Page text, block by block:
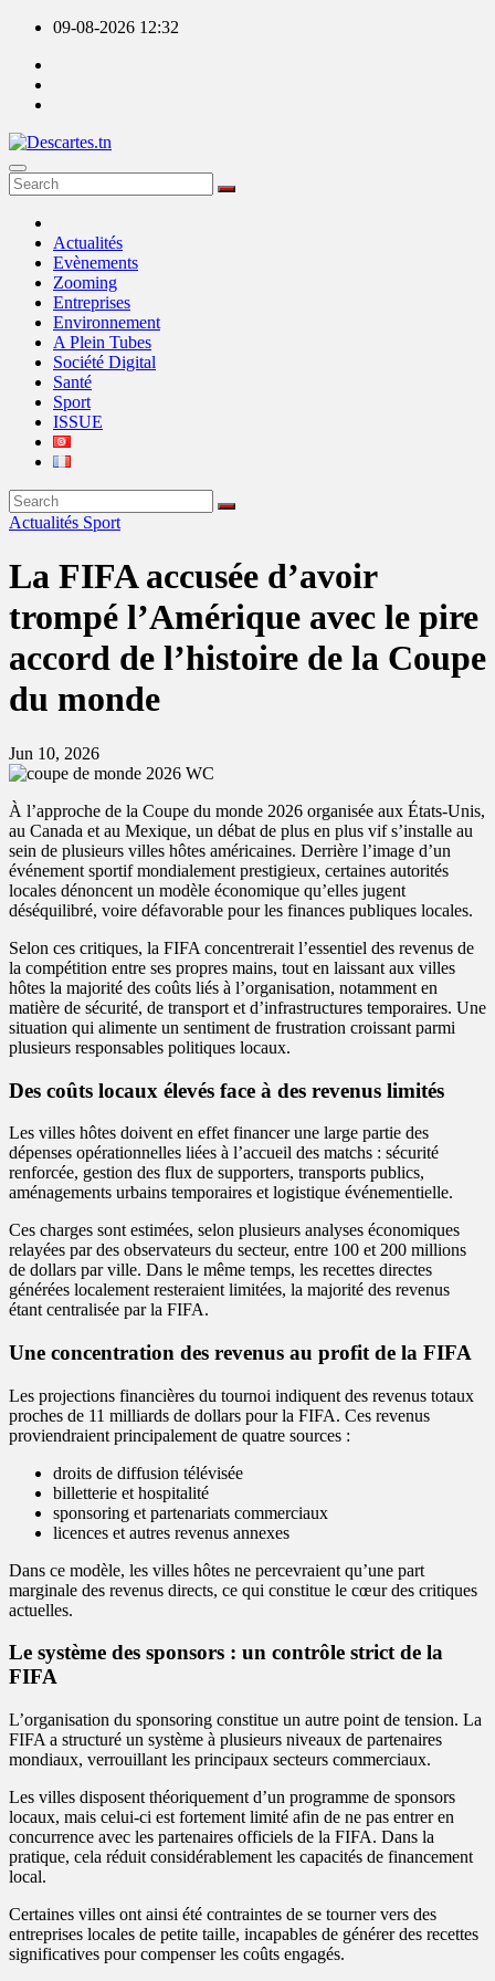
Skip
content
09-08-2026 12:32
Descartes.tn
Actualités
Evènements
Zooming
Entreprises
Environnement
A Plein Tubes
Société Digital
Santé
Sport
ISSUE
Actualités Sport
La FIFA accusée d’avoir
trompé l’Amérique avec le pire
accord de l’histoire de la Coupe
du monde
Jun 10, 2026
À l’approche de la Coupe du monde 2026 organisée aux États-Unis,
au Canada et au Mexique, un débat de plus en plus vif s’installe au
sein de plusieurs villes hôtes américaines. Derrière l’image d’un
événement sportif mondialement prestigieux, certaines autorités
locales dénoncent un modèle économique qu’elles jugent
déséquilibré, voire défavorable pour les finances publiques locales.
Selon ces critiques, la FIFA concentrerait l’essentiel des revenus de
la compétition entre ses propres mains, tout en laissant aux villes
hôtes la majorité des coûts liés à l’organisation, notamment en
matière de sécurité, de transport et d’infrastructures temporaires. Une
situation qui alimente un sentiment de frustration croissant parmi
plusieurs responsables politiques locaux.
Des coûts locaux élevés face à des revenus limités
Les villes hôtes doivent en effet financer une large partie des
dépenses opérationnelles liées à l’accueil des matchs : sécurité
renforcée, gestion des flux de supporters, transports publics,
aménagements urbains temporaires et logistique événementielle.
Ces charges sont estimées, selon plusieurs analyses économiques
relayées par des observateurs du secteur, entre 100 et 200 millions
de dollars par ville. Dans le même temps, les recettes directes
générées localement resteraient limitées, la majorité des revenus
étant centralisée par la FIFA.
Une concentration des revenus au profit de la FIFA
Les projections financières du tournoi indiquent des revenus totaux
proches de 11 milliards de dollars pour la FIFA. Ces revenus
proviendraient principalement de quatre sources :
droits de diffusion télévisée
billetterie et hospitalité
sponsoring et partenariats commerciaux
licences et autres revenus annexes
Dans ce modèle, les villes hôtes ne percevraient qu’une part
marginale des revenus directs, ce qui constitue le cœur des critiques
actuelles.
Le système des sponsors : un contrôle strict de la
FIFA
L’organisation du sponsoring constitue un autre point de tension. La
FIFA a structuré un système à plusieurs niveaux de partenaires
mondiaux, verrouillant les principaux secteurs commerciaux.
Les villes disposent théoriquement d’un programme de sponsors
locaux, mais celui-ci est fortement limité afin de ne pas entrer en
concurrence avec les partenaires officiels de la FIFA. Dans la
pratique, cela réduit considérablement les capacités de financement
local.
Certaines villes ont ainsi été contraintes de se tourner vers des
entreprises locales de petite taille, incapables de générer des recettes
significatives pour compenser les coûts engagés.